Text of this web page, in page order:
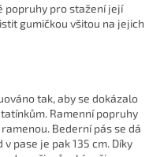
popruhy pro stažení její
gumičkou všitou na jejich
tak, aby se dokázalo
Ramenní popruhy
Bederní pás se dá
pase je pak 135 cm. Díky